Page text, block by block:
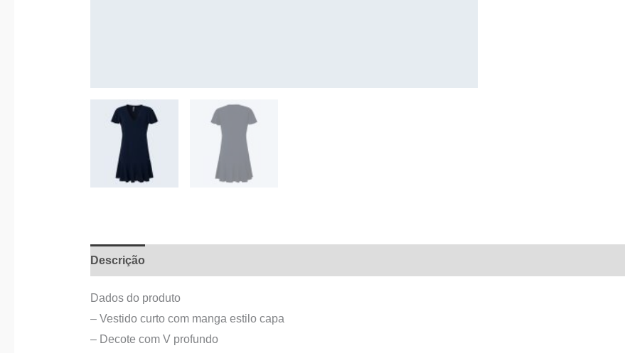
Descrição
Dados do produto
– Vestido curto com manga estilo capa
– Decote com V profundo